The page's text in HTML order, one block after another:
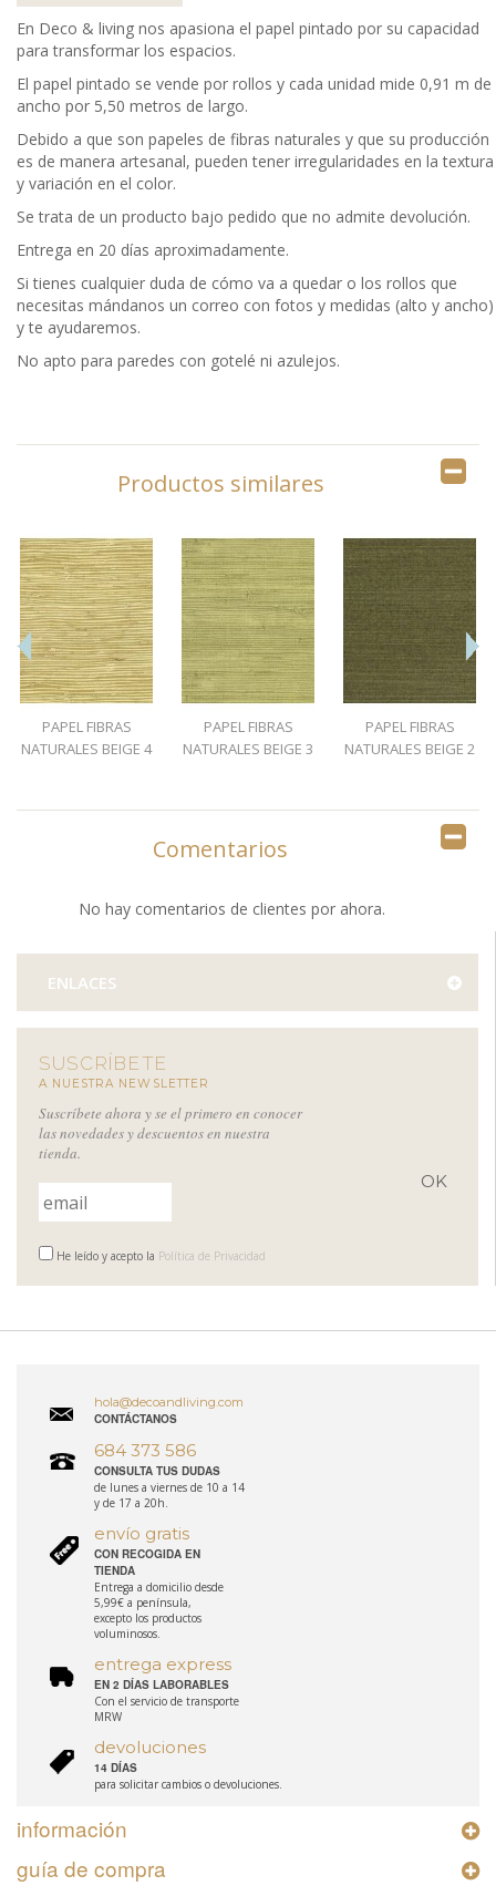
En Deco & living nos apasiona el papel pintado por su capacidad
para transformar los espacios.
El papel pintado se vende por rollos y cada unidad mide 0,91 m de
ancho por 5,50 metros de largo.
Debido a que son papeles de fibras naturales y que su producción
es de manera artesanal, pueden tener irregularidades en la textura
y variación en el color.
Se trata de un producto bajo pedido que no admite devolución.
Entrega en 20 días aproximadamente.
Si tienes cualquier duda de cómo va a quedar o los rollos que
necesitas mándanos un correo con fotos y medidas (alto y ancho)
y te ayudaremos.
No apto para paredes con gotelé ni azulejos.
Productos similares
PAPEL FIBRAS
NATURALES BEIGE 4
PAPEL FIBRAS
NATURALES BEIGE 3
PAPEL FIBRAS
NATURALES BEIGE 2
Comentarios
No hay comentarios de clientes por ahora.
ENLACES
SUSCRÍBETE
A NUESTRA NEWSLETTER
Suscríbete ahora y se el primero en conocer
las novedades y descuentos en nuestra
tienda.
He leído y acepto la Política de Privacidad
hola@decoandliving.com
CONTÁCTANOS
684 373 586
CONSULTA TUS DUDAS
de lunes a viernes de 10 a 14
y de 17 a 20h.
envío gratis
CON RECOGIDA EN
TIENDA
Entrega a domicilio desde
5,99€ a península,
excepto los productos
voluminosos.
entrega express
EN 2 DÍAS LABORABLES
Con el servicio de transporte
MRW
devoluciones
14 DÍAS
para solicitar cambios o devoluciones.
información
guía de compra